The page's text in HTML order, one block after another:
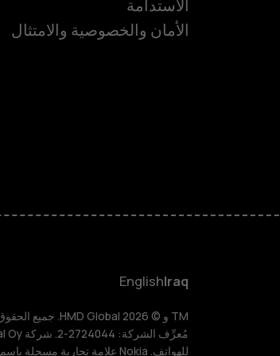
HMD Terra M
HMD DUB
HMD Watch
الاستدامة
الأمان والخصوصية والامتثال
Iraq
English
للهواتف. Nokia علامة تجارية مسجلة باسم شركة Nokia Corporation.